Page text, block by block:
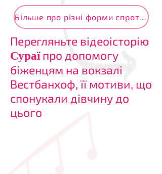
Більше про різні форми спротиву та опору
Перегляньте відеоісторію
Сураїпро допомогу
біженцям на вокзалі
Вестбанхоф, її мотиви, що
спонукали дівчину до
цього